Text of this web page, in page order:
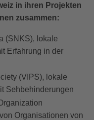
in ihren Projekten
zusammen:
(SNKS), lokale
Erfahrung in der
(VIPS), lokale
Sehbehinderungen
Organisationen von